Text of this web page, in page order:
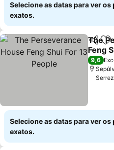
Selecione as datas para ver os
exatos.
The
Feng
9,6
Selecione as datas para ver os
exatos.